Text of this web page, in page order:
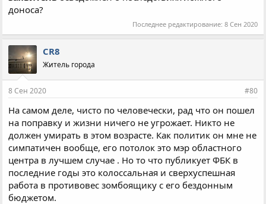
доноса?
Последнее редактирование: 8 Сен 2020
CR8
Житель города
8 Сен 2020 #80
На самом деле, чисто по человечески, рад что он пошел
на поправку и жизни ничего не угрожает. Никто не
должен умирать в этом возрасте. Как политик он мне не
симпатичен вообще, его потолок это мэр областного
центра в лучшем случае . Но то что публикует ФБК в
последние годы это колоссальная и сверхуспешная
работа в противовес зомбоящику с его бездонным
бюджетом.